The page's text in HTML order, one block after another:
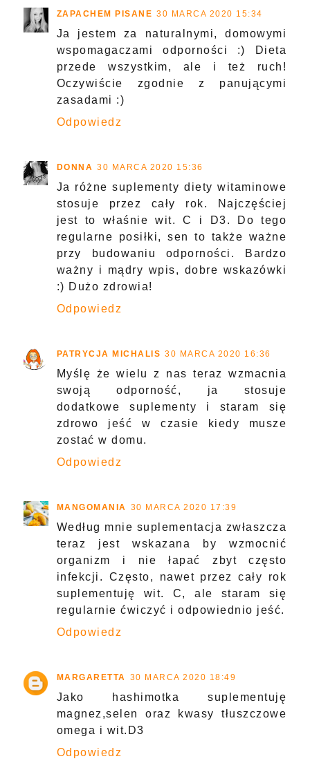
ZAPACHEM PISANE 30 MARCA 2020 15:34
Ja jestem za naturalnymi, domowymi
wspomagaczami odporności :) Dieta
przede wszystkim, ale i też ruch!
Oczywiście zgodnie z panującymi
zasadami :)
Odpowiedz
DONNA 30 MARCA 2020 15:36
Ja różne suplementy diety witaminowe
stosuje przez cały rok. Najczęściej
jest to właśnie wit. C i D3. Do tego
regularne posiłki, sen to także ważne
przy budowaniu odporności. Bardzo
ważny i mądry wpis, dobre wskazówki
:) Dużo zdrowia!
Odpowiedz
PATRYCJA MICHALIS 30 MARCA 2020 16:36
Myślę że wielu z nas teraz wzmacnia
swoją odporność, ja stosuje
dodatkowe suplementy i staram się
zdrowo jeść w czasie kiedy musze
zostać w domu.
Odpowiedz
MANGOMANIA 30 MARCA 2020 17:39
Według mnie suplementacja zwłaszcza
teraz jest wskazana by wzmocnić
organizm i nie łapać zbyt często
infekcji. Często, nawet przez cały rok
suplementuję wit. C, ale staram się
regularnie ćwiczyć i odpowiednio jeść.
Odpowiedz
MARGARETTA 30 MARCA 2020 18:49
Jako hashimotka suplementuję
magnez,selen oraz kwasy tłuszczowe
omega i wit.D3
Odpowiedz